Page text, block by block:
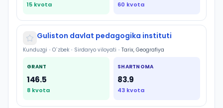
15 kvota 60 kvota
Guliston davlat pedagogika instituti
Kunduzgi • O`zbek • Sirdaryo viloyati • Tarix, Geografiya
GRANT
146.5
8 kvota
SHARTNOMA
83.9
43 kvota